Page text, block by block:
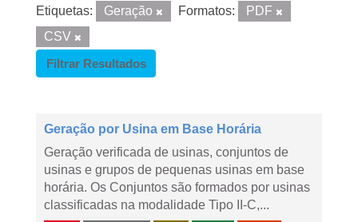
Etiquetas: Geração Formatos:
PDF
CSV
Filtrar Resultados
Geração por Usina em Base Horária
Geração verificada de usinas, conjuntos de
usinas e grupos de pequenas usinas em base
horária. Os Conjuntos são formados por usinas
classificadas na modalidade Tipo II-C,...